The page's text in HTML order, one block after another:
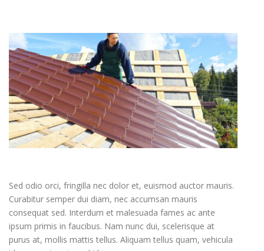
Sed odio orci, fringilla nec dolor et, euismod auctor mauris.
Curabitur semper dui diam, nec accumsan mauris
consequat sed. Interdum et malesuada fames ac ante
ipsum primis in faucibus. Nam nunc dui, scelerisque at
purus at, mollis mattis tellus. Aliquam tellus quam, vehicula